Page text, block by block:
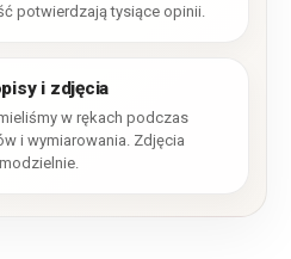
potwierdzają tysiące opinii.
i zdjęcia
w rękach podczas
i wymiarowania. Zdjęcia